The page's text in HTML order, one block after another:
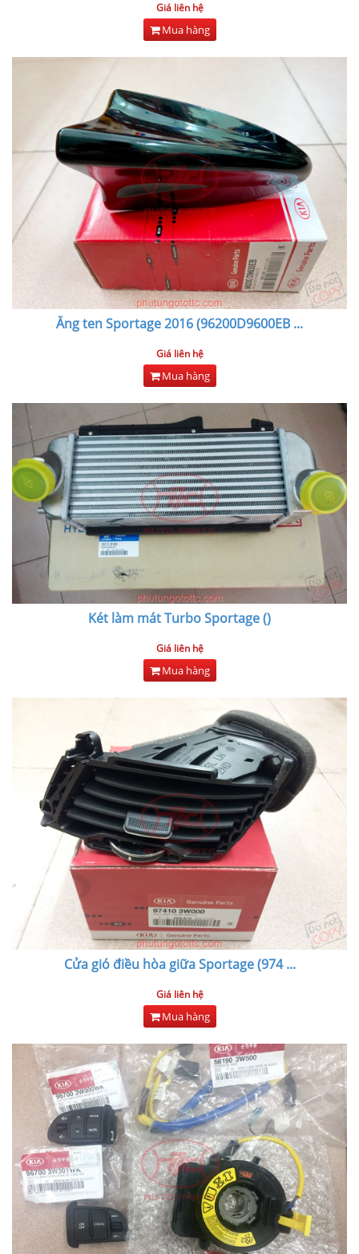
Giá liên hệ
Mua hàng
Ăng ten Sportage 2016 (96200D9600EB ...
Giá liên hệ
Mua hàng
Két làm mát Turbo Sportage ()
Giá liên hệ
Mua hàng
Cửa gió điều hòa giữa Sportage (974...
Giá liên hệ
Mua hàng